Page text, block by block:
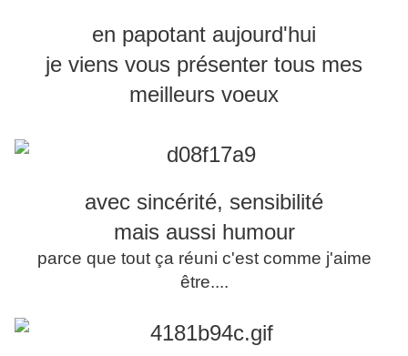
en papotant aujourd'hui
je viens vous présenter tous mes
meilleurs voeux
avec sincérité, sensibilité
mais aussi humour
parce que tout ça réuni c'est comme j'aime
être....